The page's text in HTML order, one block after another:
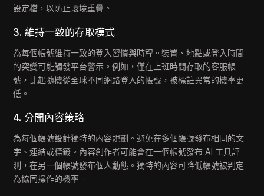
設定檔，以防止環境重疊。
3. 維持一致的存取模式
為每個帳號維持一致的登入習慣與時程。裝置、地點或登入時間
的突變可能觸發平台警示。例如，僅在上班時間存取的客服帳
號，比起隨機從全球不同網路登入的帳號，被標註異常的機率更
低。
4. 分開內容策略
為每個帳號設計獨特的內容規劃。避免在多個帳號發布相同的文
字、連結或標籤。內容創作者可能會在一個帳號發布 AI 工具評
測，在另一個帳號發布個人動態。獨特的內容可降低帳號被判定
為協同操作的機率。